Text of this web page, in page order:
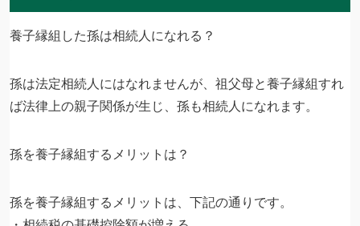
養子縁組した孫は相続人になれる？
孫は法定相続人にはなれませんが、祖父母と養子縁組すれ
ば法律上の親子関係が生じ、孫も相続人になれます。
孫を養子縁組するメリットは？
孫を養子縁組するメリットは、下記の通りです。